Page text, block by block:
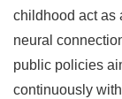
childhood act as
neural
public policies
continuously